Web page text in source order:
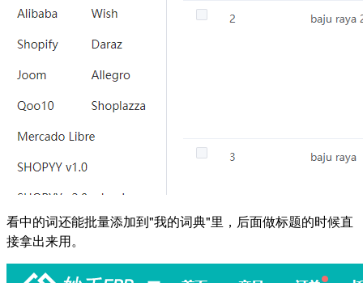
看中的词还能批量添加到"我的词典"里，后面做标题的时候直
接拿出来用。